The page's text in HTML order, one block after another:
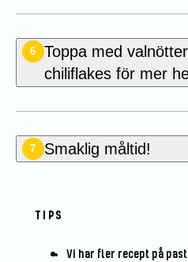
6
Toppa med
chiliflakes för mer
7 Smaklig måltid!
TIPS
Vi har fler recept på